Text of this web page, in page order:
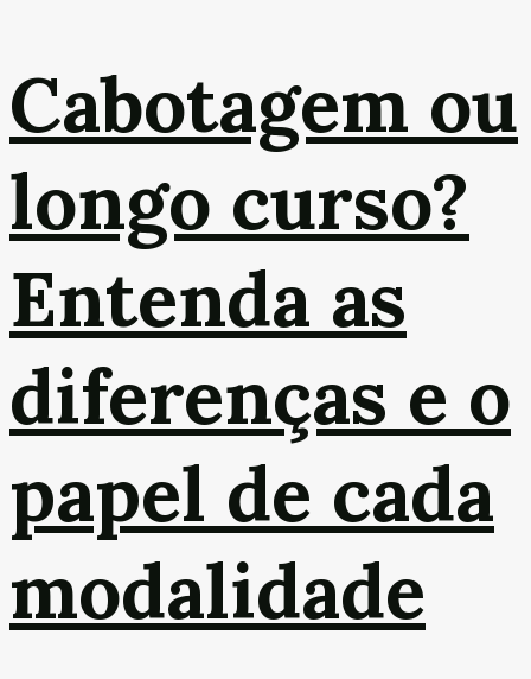
Cabotagem ou
longo curso?
Entenda as
diferenças e o
papel de cada
modalidade